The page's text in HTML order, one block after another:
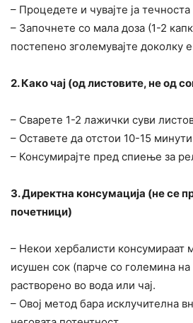
– Процедете и чувајте ја
– Започнете со мала доза (1-2
постепено зголемувајте доколку
2. Како чај (од листовите, не од
– Сварете 1-2 лажички суви
– Оставете да отстои 10-15
– Консумирајте пред спиење за
3. Директна консумација (не се
почетници)
– Некои хербалисти консумираат
исушен сок (парче со големина на
растворено во вода или чај.
– Овој метод бара исклучителна